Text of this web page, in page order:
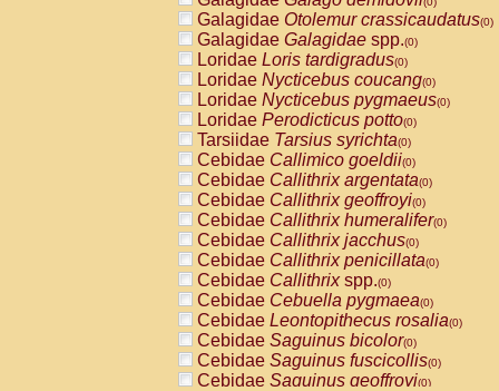
Galagidae Otolemur crassicaudatus(0)
Galagidae Galagidae spp.(0)
Loridae Loris tardigradus(0)
Loridae Nycticebus coucang(0)
Loridae Nycticebus pygmaeus(0)
Loridae Perodicticus potto(0)
Tarsiidae Tarsius syrichta(0)
Cebidae Callimico goeldii(0)
Cebidae Callithrix argentata(0)
Cebidae Callithrix geoffroyi(0)
Cebidae Callithrix humeralifer(0)
Cebidae Callithrix jacchus(0)
Cebidae Callithrix penicillata(0)
Cebidae Callithrixspp.(0)
Cebidae Cebuella pygmaea(0)
Cebidae Leontopithecus rosalia(0)
Cebidae Saguinus bicolor(0)
Cebidae Saguinus fuscicollis(0)
Cebidae Saguinus geoffroyi(0)